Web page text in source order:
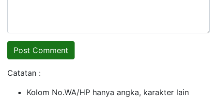
Catatan :
Kolom No.WA/HP hanya angka, karakter lain